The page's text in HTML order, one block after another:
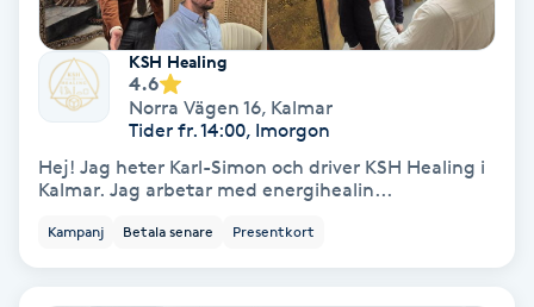
Gravidmassage
Gravidyoga
Gruppträning
Gua Sha-massage
KSH Healing
4.6
Norra Vägen 16, Kalmar
Tider fr. 14:00, Imorgon
Hej! Jag heter Karl-Simon och driver KSH Healing i
Kalmar. Jag arbetar med energihealin...
Kampanj Betala senare Presentkort